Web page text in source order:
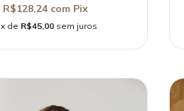
R$128,24 com Pix
x de R$45,00 sem juros